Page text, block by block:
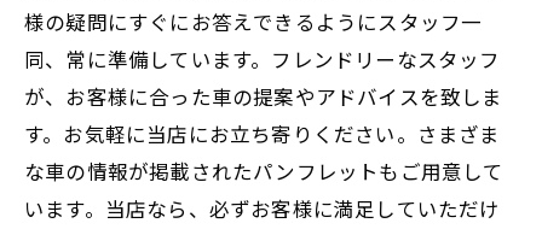
様の疑問にすぐにお答えできるようにスタッフ一
同、常に準備しています。フレンドリーなスタッフ
が、お客様に合った車の提案やアドバイスを致しま
す。お気軽に当店にお立ち寄りください。さまざま
な車の情報が掲載されたパンフレットもご用意して
います。当店なら、必ずお客様に満足していただけ